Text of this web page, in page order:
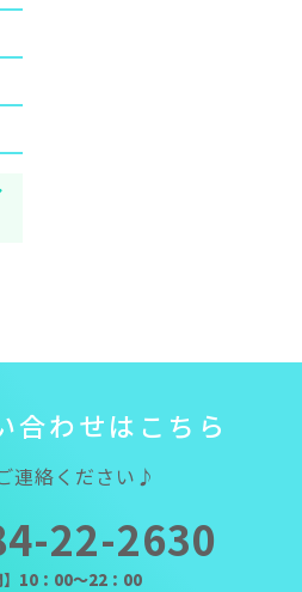
合わせは こ ち ら
連絡ください♪
22-2630
】10：00～22：00